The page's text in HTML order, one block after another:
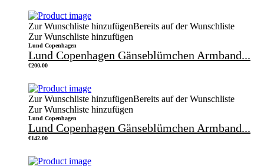
Zur Wunschliste hinzufügenBereits auf der Wunschliste
Zur Wunschliste hinzufügen
Lund Copenhagen
Lund Copenhagen Gänseblümchen Armband...
€200.00
Zur Wunschliste hinzufügenBereits auf der Wunschliste
Zur Wunschliste hinzufügen
Lund Copenhagen
Lund Copenhagen Gänseblümchen Armband...
€142.00